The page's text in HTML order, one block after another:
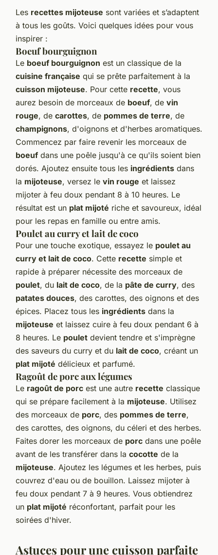
Les recettes mijoteuse sont variées et s’adaptent
à tous les goûts. Voici quelques idées pour vous
inspirer :
Boeuf bourguignon
Le boeuf bourguignon est un classique de la
cuisine française qui se prête parfaitement à la
cuisson mijoteuse. Pour cette recette, vous
aurez besoin de morceaux de boeuf, de vin
rouge, de carottes, de pommes de terre, de
champignons, d'oignons et d'herbes aromatiques.
Commencez par faire revenir les morceaux de
boeuf dans une poêle jusqu'à ce qu'ils soient bien
dorés. Ajoutez ensuite tous les ingrédients dans
la mijoteuse, versez le vin rouge et laissez
mijoter à feu doux pendant 8 à 10 heures. Le
résultat est un plat mijoté riche et savoureux, idéal
pour les repas en famille ou entre amis.
Poulet au curry et lait de coco
Pour une touche exotique, essayez le poulet au
curry et lait de coco. Cette recette simple et
rapide à préparer nécessite des morceaux de
poulet, du lait de coco, de la pâte de curry, des
patates douces, des carottes, des oignons et des
épices. Placez tous les ingrédients dans la
mijoteuse et laissez cuire à feu doux pendant 6 à
8 heures. Le poulet devient tendre et s'imprègne
des saveurs du curry et du lait de coco, créant un
plat mijoté délicieux et parfumé.
Ragoût de porc aux légumes
Le ragoût de porc est une autre recette classique
qui se prépare facilement à la mijoteuse. Utilisez
des morceaux de porc, des pommes de terre,
des carottes, des oignons, du céleri et des herbes.
Faites dorer les morceaux de porc dans une poêle
avant de les transférer dans la cocotte de la
mijoteuse. Ajoutez les légumes et les herbes, puis
couvrez d'eau ou de bouillon. Laissez mijoter à
feu doux pendant 7 à 9 heures. Vous obtiendrez
un plat mijoté réconfortant, parfait pour les
soirées d'hiver.
Astuces pour une cuisson parfaite